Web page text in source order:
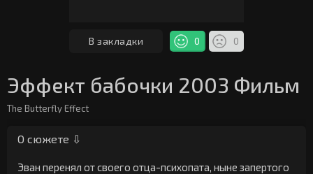
В закладки 0 0
Эффект бабочки 2003 Фильм
The Butterfly Effect
О сюжете ⇩
Эван перенял от своего отца-психопата, ныне запертого